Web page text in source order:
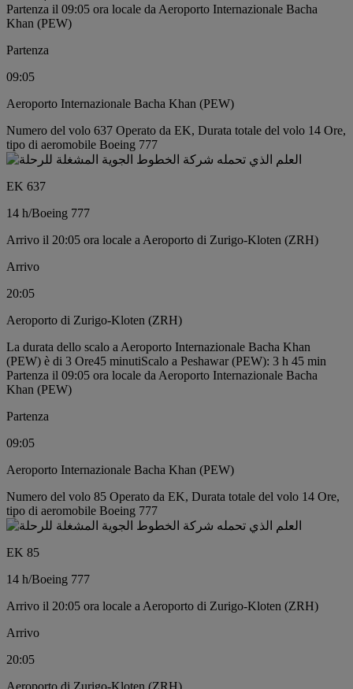
Partenza il 09:05 ora locale da Aeroporto Internazionale Bacha
Khan (PEW)
Partenza
09:05
Aeroporto Internazionale Bacha Khan (PEW)
Numero del volo 637 Operato da EK, Durata totale del volo 14 Ore,
tipo di aeromobile Boeing 777
EK 637
14 h/Boeing 777
Arrivo il 20:05 ora locale a Aeroporto di Zurigo-Kloten (ZRH)
Arrivo
20:05
Aeroporto di Zurigo-Kloten (ZRH)
La durata dello scalo a Aeroporto Internazionale Bacha Khan
(PEW) è di 3 Ore45 minutiScalo a Peshawar (PEW): 3 h 45 min
Partenza il 09:05 ora locale da Aeroporto Internazionale Bacha
Khan (PEW)
Partenza
09:05
Aeroporto Internazionale Bacha Khan (PEW)
Numero del volo 85 Operato da EK, Durata totale del volo 14 Ore,
tipo di aeromobile Boeing 777
EK 85
14 h/Boeing 777
Arrivo il 20:05 ora locale a Aeroporto di Zurigo-Kloten (ZRH)
Arrivo
20:05